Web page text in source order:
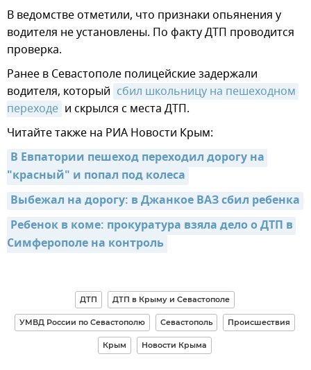
В ведомстве отметили, что признаки опьянения у
водителя не установлены. По факту ДТП проводится
проверка.
Ранее в Севастополе полицейские задержали
водителя, который сбил школьницу на пешеходном
переходе и скрылся с места ДТП.
Читайте также на РИА Новости Крым:
В Евпатории пешеход переходил дорогу на
"красный" и попал под колеса
Выбежал на дорогу: в Джанкое ВАЗ сбил ребенка
Ребенок в коме: прокуратура взяла дело о ДТП в
Симферополе на контроль
ДТП ДТП в Крыму и Севастополе
УМВД России по Севастополю Севастополь Происшествия
Крым Новости Крыма